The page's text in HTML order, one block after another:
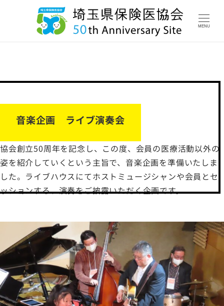
MENU
音楽企画 ライブ演奏会
協会創立50周年を記念し、この度、会員の医療活動以外の
姿を紹介していくという主旨で、音楽企画を準備いたしま
した。ライブハウスにてホストミュージシャンや会員とセ
ッションする、演奏をご披露いただく企画です。